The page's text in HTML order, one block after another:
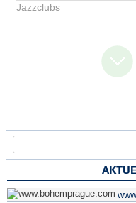
Jazzclubs
Suchformular